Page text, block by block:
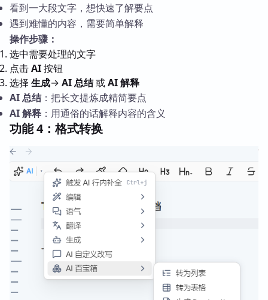
看到一大段文字，想快速了解要点
遇到难懂的内容，需要简单解释
操作步骤：
选中需要处理的文字
点击AI按钮
选择 生成→ AI 总结或AI 解释
AI 总结：把长文提炼成精简要点
AI 解释 ：用通俗的话解释内容的含义
功能 4：格式转换